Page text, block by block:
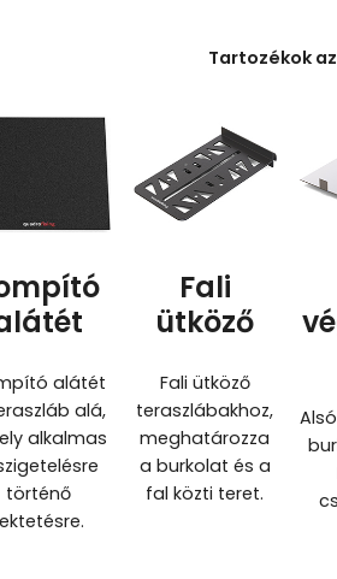
Tartozékok
alátét
alá,
alkalmas
történő
Fali
ütköző
Fali ütköző
teraszlábakhoz,
meghatározza
a burkolat és a
fal közti teret.